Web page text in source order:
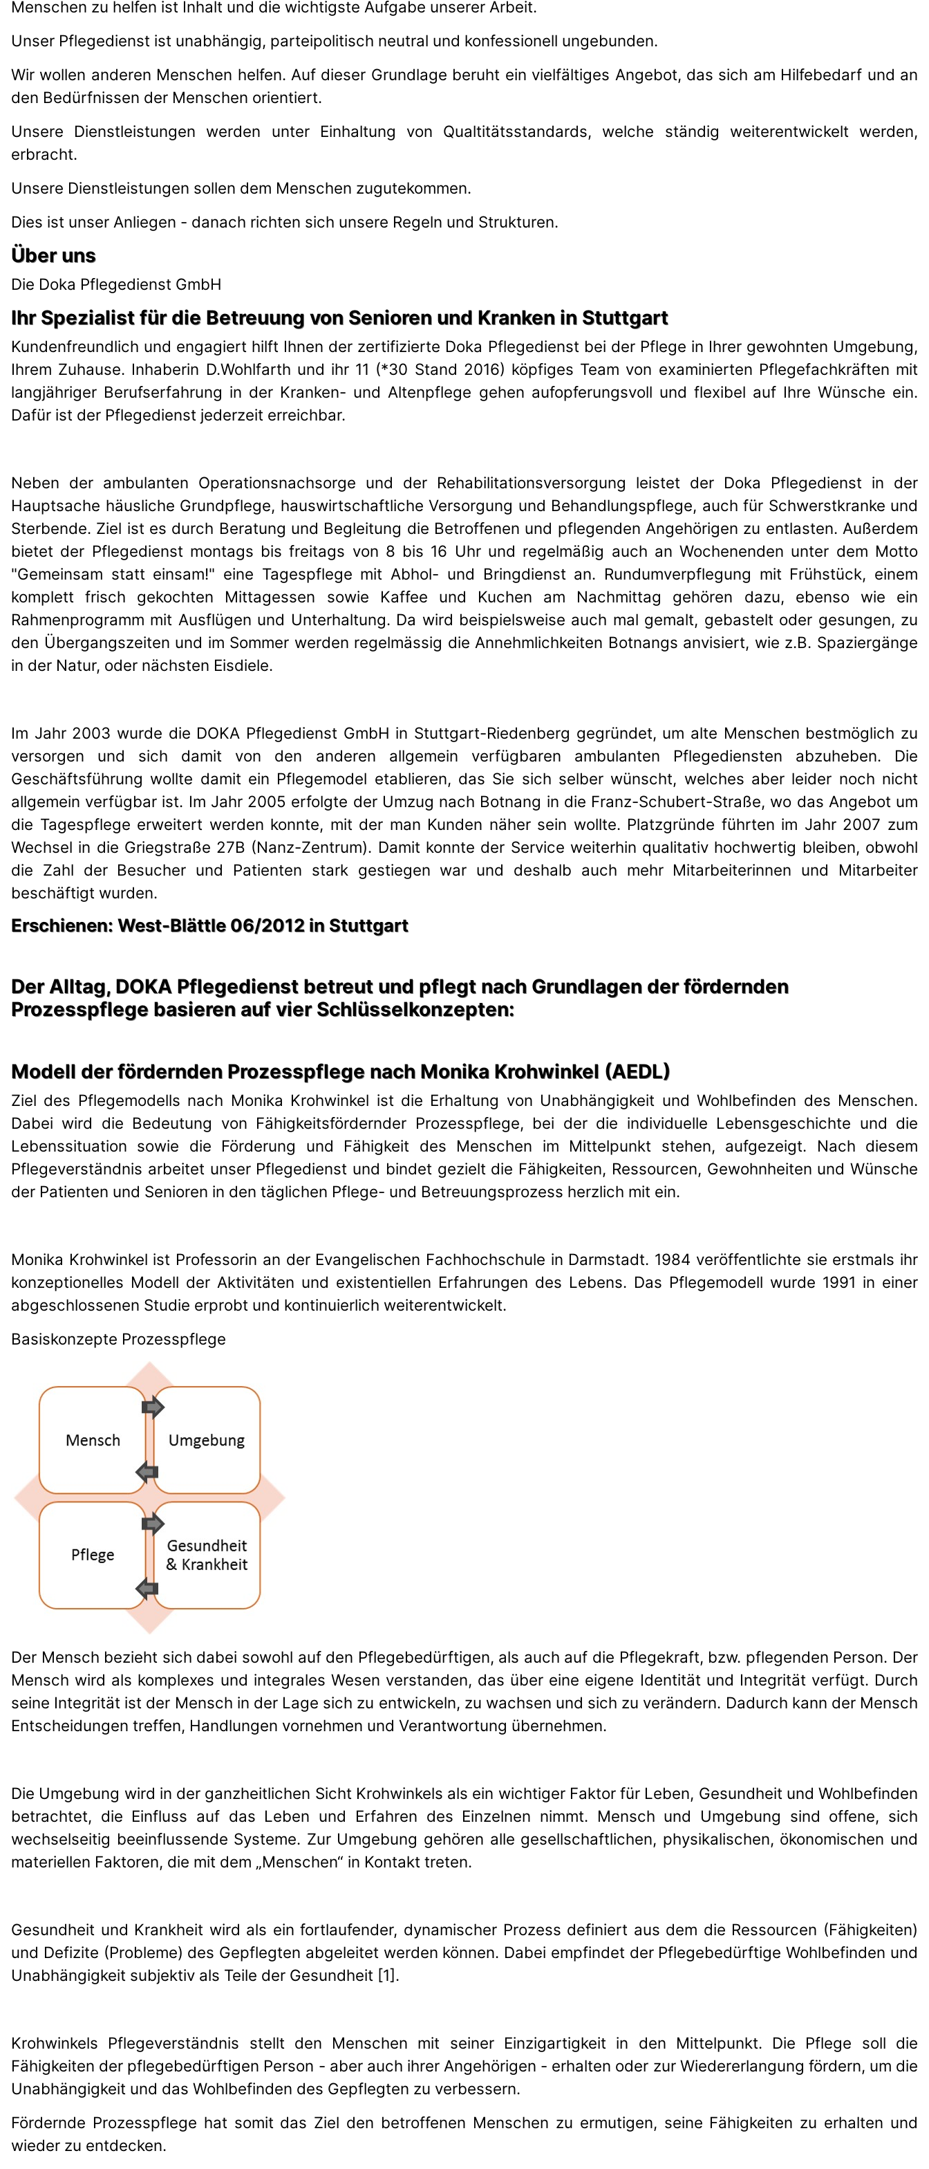
Menschen zu helfen ist Inhalt und die wichtigste Aufgabe unserer Arbeit.
Unser Pflegedienst ist unabhängig, parteipolitisch neutral und konfessionell ungebunden.
Wir wollen anderen Menschen helfen. Auf dieser Grundlage beruht ein vielfältiges Angebot, das sich am Hilfebedarf und an
den Bedürfnissen der Menschen orientiert.
Unsere Dienstleistungen werden unter Einhaltung von Qualtitätsstandards, welche ständig weiterentwickelt werden,
erbracht.
Unsere Dienstleistungen sollen dem Menschen zugutekommen.
Dies ist unser Anliegen - danach richten sich unsere Regeln und Strukturen.
Über uns
Die Doka Pflegedienst GmbH
Ihr Spezialist für die Betreuung von Senioren und Kranken in Stuttgart
Kundenfreundlich und engagiert hilft Ihnen der zertifizierte Doka Pflegedienst bei der Pflege in Ihrer gewohnten Umgebung,
Ihrem Zuhause. Inhaberin D.Wohlfarth und ihr 11 (*30 Stand 2016) köpfiges Team von examinierten Pflegefachkräften mit
langjähriger Berufserfahrung in der Kranken- und Altenpflege gehen aufopferungsvoll und flexibel auf Ihre Wünsche ein.
Dafür ist der Pflegedienst jederzeit erreichbar.
Neben der ambulanten Operationsnachsorge und der Rehabilitationsversorgung leistet der Doka Pflegedienst in der
Hauptsache häusliche Grundpflege, hauswirtschaftliche Versorgung und Behandlungspflege, auch für Schwerstkranke und
Sterbende. Ziel ist es durch Beratung und Begleitung die Betroffenen und pflegenden Angehörigen zu entlasten. Außerdem
bietet der Pflegedienst montags bis freitags von 8 bis 16 Uhr und regelmäßig auch an Wochenenden unter dem Motto
"Gemeinsam statt einsam!" eine Tagespflege mit Abhol- und Bringdienst an. Rundumverpflegung mit Frühstück, einem
komplett frisch gekochten Mittagessen sowie Kaffee und Kuchen am Nachmittag gehören dazu, ebenso wie ein
Rahmenprogramm mit Ausflügen und Unterhaltung. Da wird beispielsweise auch mal gemalt, gebastelt oder gesungen, zu
den Übergangszeiten und im Sommer werden regelmässig die Annehmlichkeiten Botnangs anvisiert, wie z.B. Spaziergänge
in der Natur, oder nächsten Eisdiele.
Im Jahr 2003 wurde die DOKA Pflegedienst GmbH in Stuttgart-Riedenberg gegründet, um alte Menschen bestmöglich zu
versorgen und sich damit von den anderen allgemein verfügbaren ambulanten Pflegediensten abzuheben. Die
Geschäftsführung wollte damit ein Pflegemodel etablieren, das Sie sich selber wünscht, welches aber leider noch nicht
allgemein verfügbar ist. Im Jahr 2005 erfolgte der Umzug nach Botnang in die Franz-Schubert-Straße, wo das Angebot um
die Tagespflege erweitert werden konnte, mit der man Kunden näher sein wollte. Platzgründe führten im Jahr 2007 zum
Wechsel in die Griegstraße 27B (Nanz-Zentrum). Damit konnte der Service weiterhin qualitativ hochwertig bleiben, obwohl
die Zahl der Besucher und Patienten stark gestiegen war und deshalb auch mehr Mitarbeiterinnen und Mitarbeiter
beschäftigt wurden.
Erschienen: West-Blättle 06/2012 in Stuttgart
Der Alltag, DOKA Pflegedienst betreut und pflegt nach Grundlagen der fördernden
Prozesspflege basieren auf vier Schlüsselkonzepten:
Modell der fördernden Prozesspflege nach Monika Krohwinkel (AEDL)
Ziel des Pflegemodells nach Monika Krohwinkel ist die Erhaltung von Unabhängigkeit und Wohlbefinden des Menschen.
Dabei wird die Bedeutung von Fähigkeitsfördernder Prozesspflege, bei der die individuelle Lebensgeschichte und die
Lebenssituation sowie die Förderung und Fähigkeit des Menschen im Mittelpunkt stehen, aufgezeigt. Nach diesem
Pflegeverständnis arbeitet unser Pflegedienst und bindet gezielt die Fähigkeiten, Ressourcen, Gewohnheiten und Wünsche
der Patienten und Senioren in den täglichen Pflege- und Betreuungsprozess herzlich mit ein.
Monika Krohwinkel ist Professorin an der Evangelischen Fachhochschule in Darmstadt. 1984 veröffentlichte sie erstmals ihr
konzeptionelles Modell der Aktivitäten und existentiellen Erfahrungen des Lebens. Das Pflegemodell wurde 1991 in einer
abgeschlossenen Studie erprobt und kontinuierlich weiterentwickelt.
Basiskonzepte Prozesspflege
Der Mensch bezieht sich dabei sowohl auf den Pflegebedürftigen, als auch auf die Pflegekraft, bzw. pflegenden Person. Der
Mensch wird als komplexes und integrales Wesen verstanden, das über eine eigene Identität und Integrität verfügt. Durch
seine Integrität ist der Mensch in der Lage sich zu entwickeln, zu wachsen und sich zu verändern. Dadurch kann der Mensch
Entscheidungen treffen, Handlungen vornehmen und Verantwortung übernehmen.
Die Umgebung wird in der ganzheitlichen Sicht Krohwinkels als ein wichtiger Faktor für Leben, Gesundheit und Wohlbefinden
betrachtet, die Einfluss auf das Leben und Erfahren des Einzelnen nimmt. Mensch und Umgebung sind offene, sich
wechselseitig beeinflussende Systeme. Zur Umgebung gehören alle gesellschaftlichen, physikalischen, ökonomischen und
materiellen Faktoren, die mit dem „Menschen“ in Kontakt treten.
Gesundheit und Krankheit wird als ein fortlaufender, dynamischer Prozess definiert aus dem die Ressourcen (Fähigkeiten)
und Defizite (Probleme) des Gepflegten abgeleitet werden können. Dabei empfindet der Pflegebedürftige Wohlbefinden und
Unabhängigkeit subjektiv als Teile der Gesundheit [1].
Krohwinkels Pflegeverständnis stellt den Menschen mit seiner Einzigartigkeit in den Mittelpunkt. Die Pflege soll die
Fähigkeiten der pflegebedürftigen Person - aber auch ihrer Angehörigen - erhalten oder zur Wiedererlangung fördern, um die
Unabhängigkeit und das Wohlbefinden des Gepflegten zu verbessern.
Fördernde Prozesspflege hat somit das Ziel den betroffenen Menschen zu ermutigen, seine Fähigkeiten zu erhalten und
wieder zu entdecken.